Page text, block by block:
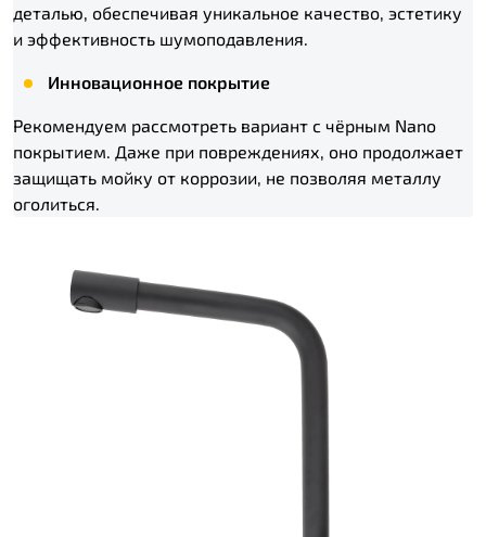
деталью, обеспечивая уникальное качество, эстетику
и эффективность шумоподавления.
Инновационное покрытие
Рекомендуем рассмотреть вариант с чёрным Nano
покрытием. Даже при повреждениях, оно продолжает
защищать мойку от коррозии, не позволяя металлу
оголиться.